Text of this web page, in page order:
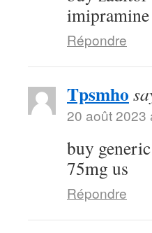
Répondre
Tpsmho
20 août 2023
buy
75mg us
Répondre